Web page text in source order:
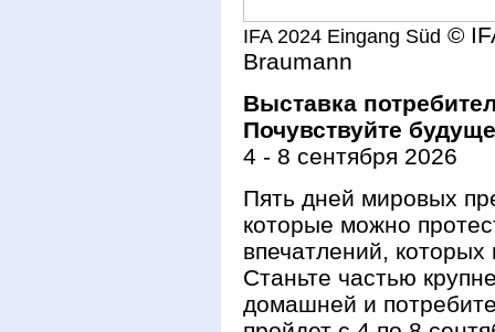
IFA 2024 Eingang Süd ©
Braumann
Выставка
Почувствуйте
4 - 8 сентября 2026
Пять дней мировых
которые можно
впечатлений,
Станьте частью
домашней и